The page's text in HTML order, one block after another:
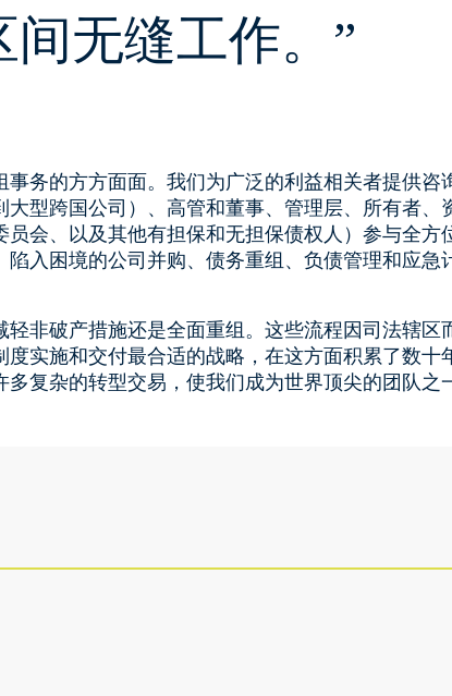
无缝工作。 ”
务的方方面面。我们为广泛的利益相关者提供咨
型跨国公司）、高管和董事、管理层、所有者、
会、以及其他有担保和无担保债权人）参与全方
入困境的公司并购、债务重组、负债管理和应急
非破产措施还是全面重组。这些流程因司法辖区
实施和交付最合适的战略，在这方面积累了数十
复杂的转型交易，使我们成为世界顶尖的团队之